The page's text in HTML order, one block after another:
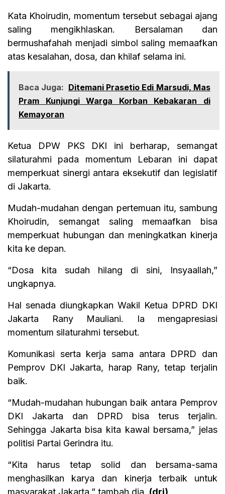
Kata Khoirudin, momentum tersebut sebagai ajang
saling mengikhlaskan. Bersalaman dan
bermushafahah menjadi simbol saling memaafkan
atas kesalahan, dosa, dan khilaf selama ini.
Baca Juga: Ditemani Prasetio Edi Marsudi, Mas
Pram Kunjungi Warga Korban Kebakaran di
Kemayoran
Ketua DPW PKS DKI ini berharap, semangat
silaturahmi pada momentum Lebaran ini dapat
memperkuat sinergi antara eksekutif dan legislatif
di Jakarta.
Mudah-mudahan dengan pertemuan itu, sambung
Khoirudin, semangat saling memaafkan bisa
memperkuat hubungan dan meningkatkan kinerja
kita ke depan.
“Dosa kita sudah hilang di sini, Insyaallah,”
ungkapnya.
Hal senada diungkapkan Wakil Ketua DPRD DKI
Jakarta Rany Mauliani. Ia mengapresiasi
momentum silaturahmi tersebut.
Komunikasi serta kerja sama antara DPRD dan
Pemprov DKI Jakarta, harap Rany, tetap terjalin
baik.
“Mudah-mudahan hubungan baik antara Pemprov
DKI Jakarta dan DPRD bisa terus terjalin.
Sehingga Jakarta bisa kita kawal bersama,” jelas
politisi Partai Gerindra itu.
“Kita harus tetap solid dan bersama-sama
menghasilkan karya dan kinerja terbaik untuk
masyarakat Jakarta,” tambah dia. (dri)